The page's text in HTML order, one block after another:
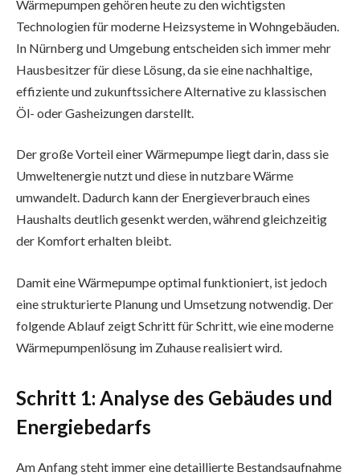
Wärmepumpen gehören heute zu den wichtigsten
Technologien für moderne Heizsysteme in Wohngebäuden.
In Nürnberg und Umgebung entscheiden sich immer mehr
Hausbesitzer für diese Lösung, da sie eine nachhaltige,
effiziente und zukunftssichere Alternative zu klassischen
Öl- oder Gasheizungen darstellt.
Der große Vorteil einer Wärmepumpe liegt darin, dass sie
Umweltenergie nutzt und diese in nutzbare Wärme
umwandelt. Dadurch kann der Energieverbrauch eines
Haushalts deutlich gesenkt werden, während gleichzeitig
der Komfort erhalten bleibt.
Damit eine Wärmepumpe optimal funktioniert, ist jedoch
eine strukturierte Planung und Umsetzung notwendig. Der
folgende Ablauf zeigt Schritt für Schritt, wie eine moderne
Wärmepumpenlösung im Zuhause realisiert wird.
Schritt 1: Analyse des Gebäudes und
Energiebedarfs
Am Anfang steht immer eine detaillierte Bestandsaufnahme